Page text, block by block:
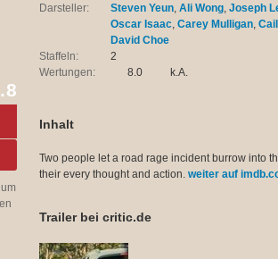
Darsteller:
Steven Yeun, Ali Wong, Joseph
Oscar Isaac, Carey Mulligan,
David Choe
Staffeln:
2
Wertungen:
8.0 k.A.
Inhalt
Two people let a road rage incident burrow into
their every thought and action. weiter auf
Trailer bei critic.de